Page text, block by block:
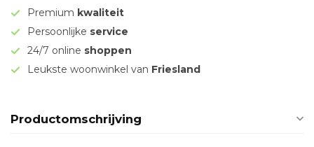
Premium kwaliteit
Persoonlijke service
24/7 online shoppen
Leukste woonwinkel van Friesland
Productomschrijving